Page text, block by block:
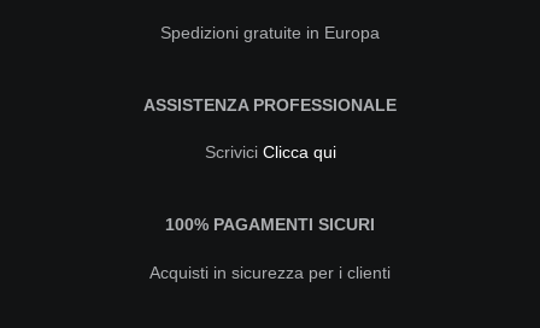
Spedizioni gratuite in Europa
ASSISTENZA PROFESSIONALE
Scrivici Clicca qui
100% PAGAMENTI SICURI
Acquisti in sicurezza per i clienti